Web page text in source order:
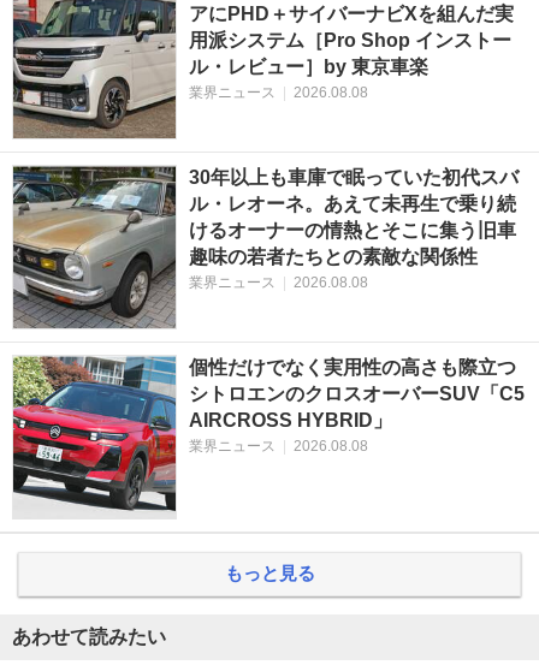
アにPHD＋サイバーナビXを組んだ実
用派システム［Pro Shop インストー
ル・レビュー］by 東京車楽
業界ニュース 2026.08.08
30年以上も車庫で眠っていた初代スバ
ル・レオーネ。あえて未再生で乗り続
けるオーナーの情熱とそこに集う旧車
趣味の若者たちとの素敵な関係性
業界ニュース 2026.08.08
個性だけでなく実用性の高さも際立つ
シトロエンのクロスオーバーSUV「C5
AIRCROSS HYBRID」
業界ニュース 2026.08.08
もっと見る
あわせて読みたい